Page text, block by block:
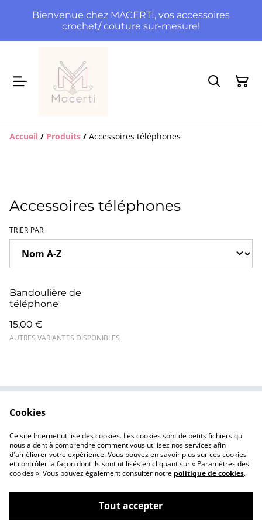
Bienvenue chez MACERTI, vos accessoires
crochet/ couture sur-mesure!
Accueil / Produits / Accessoires téléphones
Accessoires téléphones
TRIER PAR
Bandoulière de
téléphone
15,00 €
AUTRES VARIANTES DISPONIBLES
Politique de
confidentialité
Politique de cookies
Cookies
Ce site Internet utilise des cookies. Les cookies sont de petits fichiers qui
nous aident à comprendre comment vous utilisez nos services afin
d'améliorer votre expérience. Vous pouvez en savoir plus sur ces cookies
et contrôler la façon dont ils sont utilisés en cliquant sur « Paramètres des
cookies ». Vous pouvez également consulter notre politique de cookies.
Tout accepter